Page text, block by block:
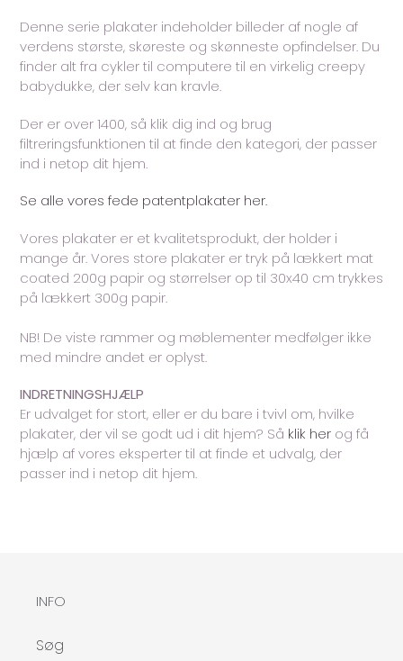
Denne serie plakater indeholder billeder af nogle af
verdens største, skøreste og skønneste opfindelser. Du
finder alt fra cykler til computere til en virkelig creepy
babydukke, der selv kan kravle.
Der er over 1400, så klik dig ind og brug
filtreringsfunktionen til at finde den kategori, der passer
ind i netop dit hjem.
Se alle vores fede patentplakater her.
Vores plakater er et kvalitetsprodukt, der holder i
mange år. Vores store plakater er tryk på lækkert mat
coated 200g papir og størrelser op til 30x40 cm trykkes
på lækkert 300g papir.
NB! De viste rammer og møblementer medfølger ikke
med mindre andet er oplyst.
INDRETNINGSHJÆLP
Er udvalget for stort, eller er du bare i tvivl om, hvilke
plakater, der vil se godt ud i dit hjem? Så klik her og få
hjælp af vores eksperter til at finde et udvalg, der
passer ind i netop dit hjem.
INFO
Søg